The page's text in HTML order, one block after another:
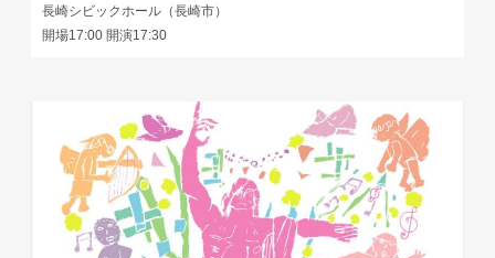
長崎シビックホール（長崎市）
開場17:00 開演17:30